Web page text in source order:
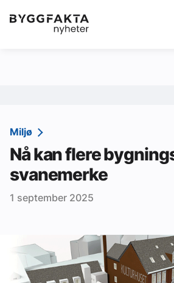
Kategorier Jobbmarkedet
Redaksjonen
Om Byggfakta
Annonsere
Abonnere
Tips oss
Miljø
Nå kan flere
svanemerke
1 september 2025